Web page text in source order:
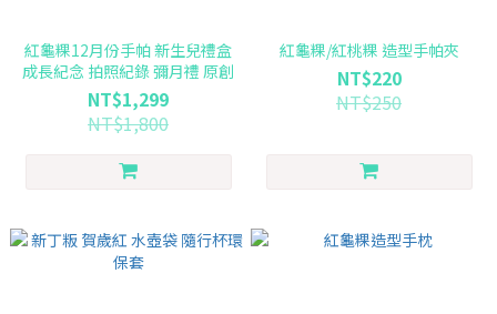
紅龜粿12月份手帕 新生兒禮盒
成長紀念 拍照紀錄 彌月禮 原創
NT$1,299
NT$1,800
紅龜粿/紅桃粿 造型手帕夾
NT$220
NT$250